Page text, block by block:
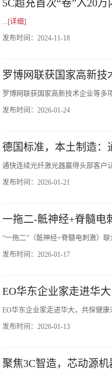
...[详细]
发布时间：2024-11-18
罗博网联获国家高新技术企业等多
发布时间：2026-01-24
通快连续光纤激光器赢得头部客户
发布时间：2026-01-21
“一拖二”（骶神经+脊髓电刺激）联
发布时间：2026-01-17
EO华东企业家走进华
EO华东企业家走进华大，共探健康
发布时间：2026-01-13
聚焦3C智造，芯动源